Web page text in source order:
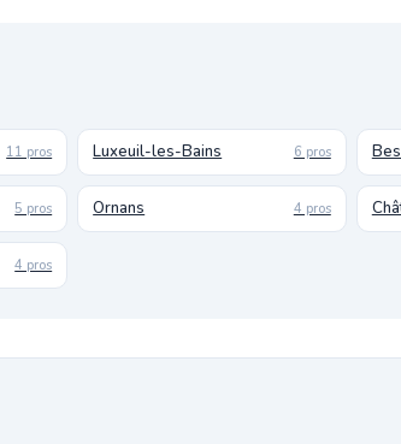
11 pros Luxeuil-les-Bains 6 pros
5 pros Ornans 4 pros
4 pros